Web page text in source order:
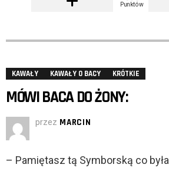
Punktów
KAWAŁY KAWAŁY O BACY KRÓTKIE
MÓWI BACA DO ŻONY:
przez MARCIN
– Pamiętasz tą Symborską co